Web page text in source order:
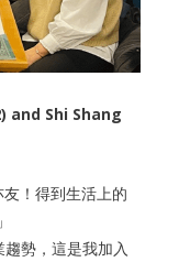
and Shi Shang
！得到生活上的
勢，這是我加入